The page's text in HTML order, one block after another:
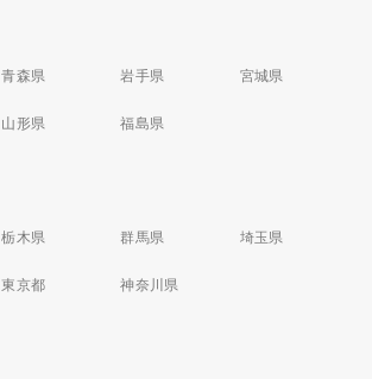
青森県 岩手県 宮城県
山形県 福島県
栃木県 群馬県 埼玉県
東京都 神奈川県